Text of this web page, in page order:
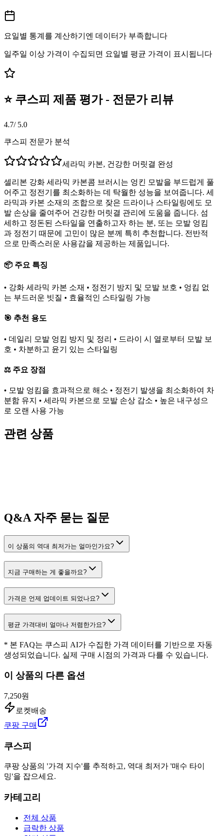
요일별 통계를 계산하기엔 데이터가 부족합니다
일주일 이상 가격이 수집되면 요일별 평균 가격이 표시됩니다
⭐ 쿠스피 제품 평가 - 전문가 리뷰
4.7/ 5.0
쿠스피 전문가 분석
세라믹 카본, 건강한 머릿결 완성
셀리본 강화 세라믹 카본콤 브러시는 엉킨 모발을 부드럽게 풀
어주고 정전기를 최소화하는 데 탁월한 성능을 보여줍니다. 세
라믹과 카본 소재의 조합으로 잦은 드라이나 스타일링에도 모
발 손상을 줄여주어 건강한 머릿결 관리에 도움을 줍니다. 섬
세하고 정돈된 스타일을 연출하고자 하는 분, 또는 모발 엉킴
과 정전기 때문에 고민이 많은 분께 특히 추천합니다. 전반적
으로 만족스러운 사용감을 제공하는 제품입니다.
📦 주요 특징
• 강화 세라믹 카본 소재 • 정전기 방지 및 모발 보호 • 엉킴 없
는 부드러운 빗질 • 효율적인 스타일링 가능
🎯 추천 용도
• 데일리 모발 엉킴 방지 및 정리 • 드라이 시 열로부터 모발 보
호 • 차분하고 윤기 있는 스타일링
⚖️ 주요 장점
• 모발 엉킴을 효과적으로 해소 • 정전기 발생을 최소화하여 차
분함 유지 • 세라믹 카본으로 모발 손상 감소 • 높은 내구성으
로 오랜 사용 가능
관련 상품
Q&A 자주 묻는 질문
이 상품의 역대 최저가는 얼마인가요?
지금 구매하는 게 좋을까요?
가격은 언제 업데이트 되었나요?
평균 가격대비 얼마나 저렴한가요?
* 본 FAQ는 쿠스피 AI가 수집한 가격 데이터를 기반으로 자동
생성되었습니다. 실제 구매 시점의 가격과 다를 수 있습니다.
이 상품의 다른 옵션
7,250원
로켓배송
쿠팡 구매
쿠스피
쿠팡 상품의 '가격 지수'를 추적하고, 역대 최저가 '매수 타이
밍'을 잡으세요.
카테고리
전체 상품
급락한 상품